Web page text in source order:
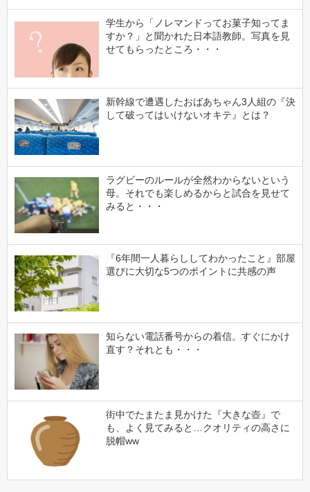
学生から「ノレマンドってお菓子知ってま
すか？」と聞かれた日本語教師。写真を見
せてもらったところ・・・
新幹線で遭遇したおばあちゃん3人組の『決
して破ってはいけないオキテ』とは？
ラグビーのルールが全然わからないという
母。それでも楽しめるからと試合を見せて
みると・・・
『6年間一人暮らししてわかったこと』部屋
選びに大切な5つのポイントに共感の声
知らない電話番号からの着信。すぐにかけ
直す？それとも・・・
街中でたまたま見かけた『大きな壺』で
も、よく見てみると…クオリティの高さに
脱帽ww